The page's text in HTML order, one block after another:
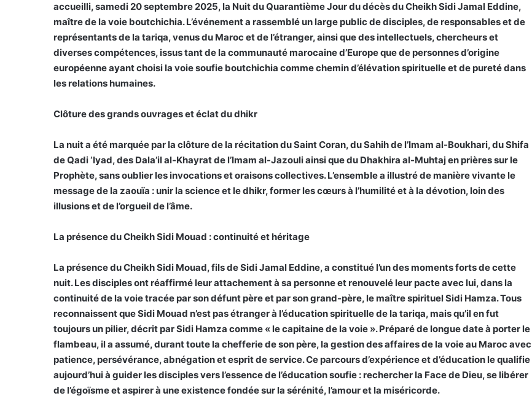
accueilli, samedi 20 septembre 2025, la Nuit du Quarantième Jour du décès du Cheikh Sidi Jamal Eddine,
maître de la voie boutchichia. L’événement a rassemblé un large public de disciples, de responsables et de
représentants de la tariqa, venus du Maroc et de l’étranger, ainsi que des intellectuels, chercheurs et
diverses compétences, issus tant de la communauté marocaine d’Europe que de personnes d’origine
européenne ayant choisi la voie soufie boutchichia comme chemin d’élévation spirituelle et de pureté dans
les relations humaines.
Clôture des grands ouvrages et éclat du dhikr
La nuit a été marquée par la clôture de la récitation du Saint Coran, du Sahih de l’Imam al-Boukhari, du Shifa
de Qadi ‘Iyad, des Dala’il al-Khayrat de l’Imam al-Jazouli ainsi que du Dhakhira al-Muhtaj en prières sur le
Prophète, sans oublier les invocations et oraisons collectives. L’ensemble a illustré de manière vivante le
message de la zaouïa : unir la science et le dhikr, former les cœurs à l’humilité et à la dévotion, loin des
illusions et de l’orgueil de l’âme.
La présence du Cheikh Sidi Mouad : continuité et héritage
La présence du Cheikh Sidi Mouad, fils de Sidi Jamal Eddine, a constitué l’un des moments forts de cette
nuit. Les disciples ont réaffirmé leur attachement à sa personne et renouvelé leur pacte avec lui, dans la
continuité de la voie tracée par son défunt père et par son grand-père, le maître spirituel Sidi Hamza. Tous
reconnaissent que Sidi Mouad n’est pas étranger à l’éducation spirituelle de la tariqa, mais qu’il en fut
toujours un pilier, décrit par Sidi Hamza comme « le capitaine de la voie ». Préparé de longue date à porter le
flambeau, il a assumé, durant toute la chefferie de son père, la gestion des affaires de la voie au Maroc avec
patience, persévérance, abnégation et esprit de service. Ce parcours d’expérience et d’éducation le qualifie
aujourd’hui à guider les disciples vers l’essence de l’éducation soufie : rechercher la Face de Dieu, se libérer
de l’égoïsme et aspirer à une existence fondée sur la sérénité, l’amour et la miséricorde.